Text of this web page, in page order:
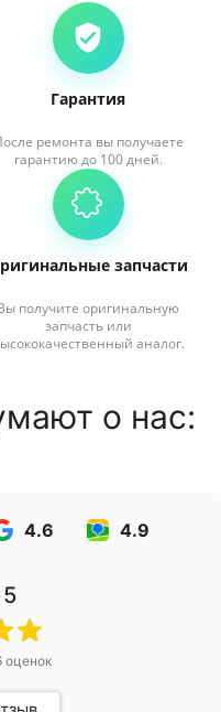
Гарантия
ремонта вы получаете
гарантию до 100 дней.
запчасти
получите оригинальную
запчасть или
аналог.
о нас:
4.6 4.9
оценок